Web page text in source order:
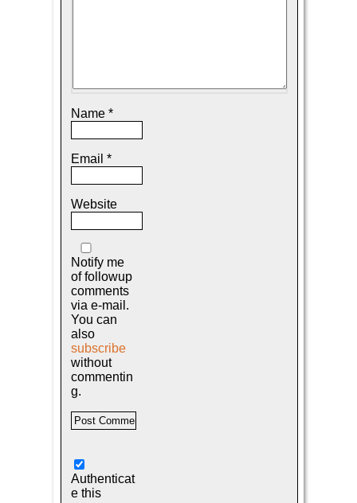
Name *
Email *
Website
Notify me
of followup
comments
via e-mail.
You can
also
subscribe
without
commentin
g.
Authenticat
e this